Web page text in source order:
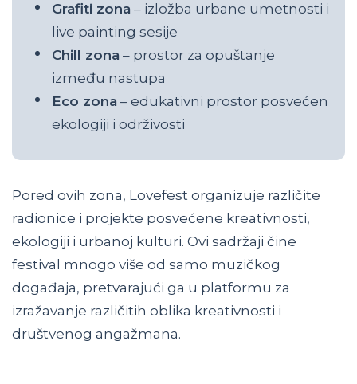
Grafiti zona – izložba urbane umetnosti i
live painting sesije
Chill zona – prostor za opuštanje
između nastupa
Eco zona – edukativni prostor posvećen
ekologiji i održivosti
Pored ovih zona, Lovefest organizuje različite
radionice i projekte posvećene kreativnosti,
ekologiji i urbanoj kulturi. Ovi sadržaji čine
festival mnogo više od samo muzičkog
događaja, pretvarajući ga u platformu za
izražavanje različitih oblika kreativnosti i
društvenog angažmana.